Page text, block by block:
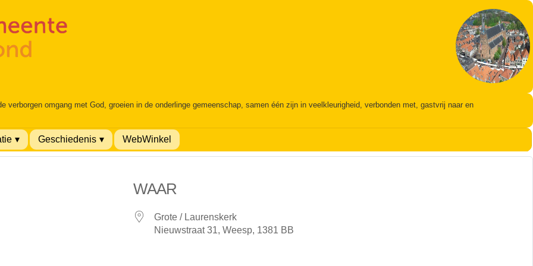
verborgen omgang met God, groeien in de onderlinge gemeenschap, samen één zijn in veelkleurigheid, verbonden met, gastvrij naar en
Geschiedenis WebWinkel
WAAR
Grote / Laurenskerk
Nieuwstraat 31, Weesp, 1381 BB